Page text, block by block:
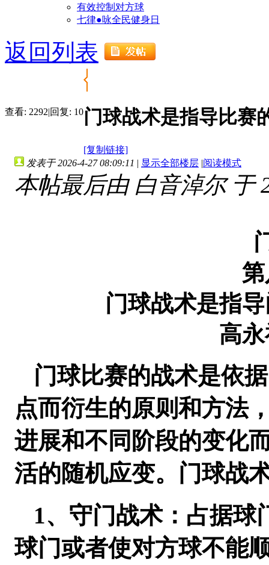
有效控制对方球
七律●咏全民健身日
返回列表
查看: 2292|回复: 10门球战术是指导比赛
[复制链接]
发表于 2026-4-27 08:09:11 | 显示全部楼层 |阅读模式
本帖最后由 白音淖尔 于
门球战术是指
高
门球比赛的战术是依
点而衍生的原则和方法
进展和不同阶段的变化
活的随机应变。门球战
1、守门战术：占据球
球门或者使对方球不能